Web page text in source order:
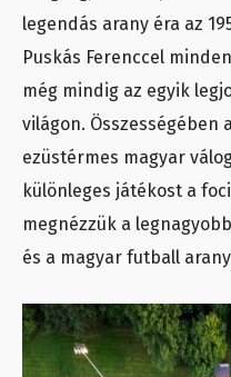
legendás arany éra az
Puskás Ferenccel
még mindig az egyik
világon. Összességében
ezüstérmes magyar
különleges játékost a
megnézzük a
és a magyar futball